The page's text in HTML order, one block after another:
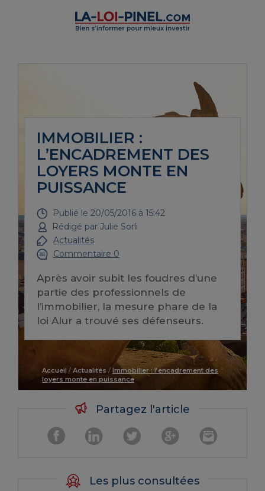
IMMOBILIER :
L’ENCADREMENT DES
LOYERS MONTE EN
PUISSANCE
Publié le 20/05/2016 à 15:42
Rédigé par Julie Sorli
Actualités
Commentaire 0
Après avoir subit les foudres d’une
partie des professionnels de
l’immobilier, la mesure phare de la
loi Alur a trouvé ses défenseurs.
Accueil / Actualités / Immobilier : l’encadrement des
loyers monte en puissance
Partagez l'article
Les plus consultées